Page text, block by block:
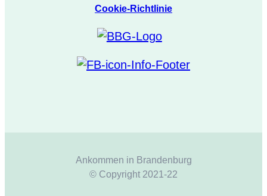
Cookie-Richtlinie
Ankommen in Brandenburg
© Copyright 2021-22